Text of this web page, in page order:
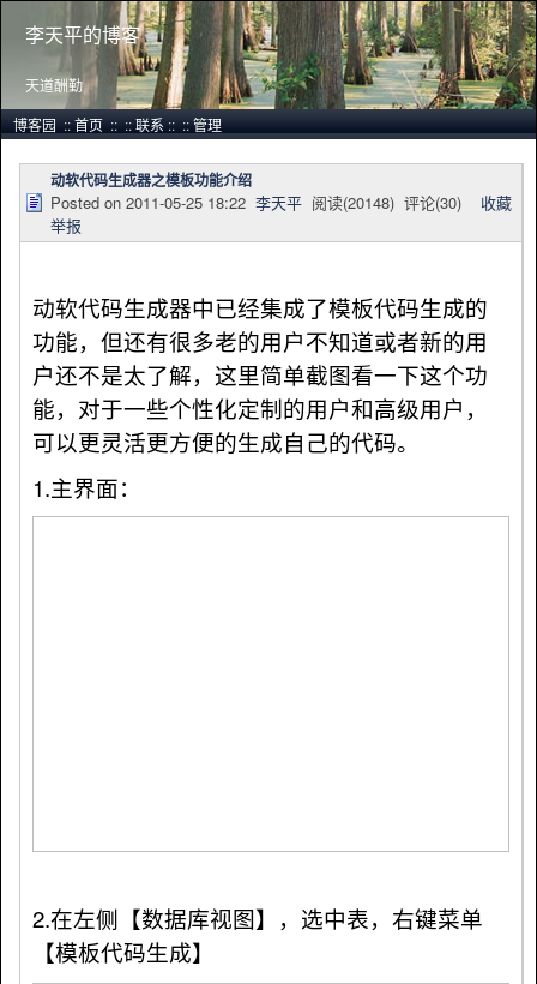
李天平的博客
天道酬勤
博客园::首页::::联系::::管理
动软代码生成器之模板功能介绍
Posted on 2011-05-25 18:22 李天平 阅读(20148) 评论(30) 收藏
举报
动软代码生成器中已经集成了模板代码生成的
功能，但还有很多老的用户不知道或者新的用
户还不是太了解，这里简单截图看一下这个功
能，对于一些个性化定制的用户和高级用户，
可以更灵活更方便的生成自己的代码。
1.主界面：
2.在左侧【数据库视图】，选中表，右键菜单
【模板代码生成】